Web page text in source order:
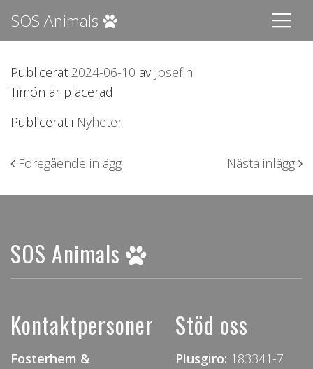
SOS Animals
Publicerat 2024-06-10 av Josefin
Timón är placerad
Publicerat i Nyheter
Inläggsnavigering
Föregående inlägg Nästa inlägg
SOS Animals
Kontaktpersoner
Fosterhem &
Stöd oss
Plusgiro: 183341-7